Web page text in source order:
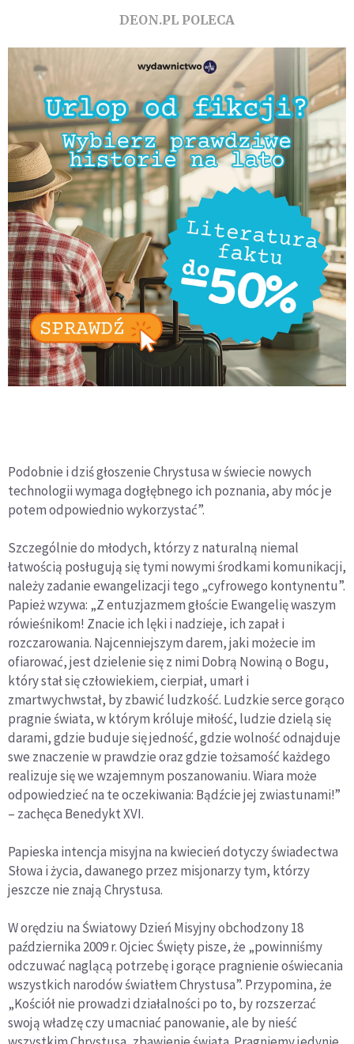
DEON.PL POLECA
Podobnie i dziś głoszenie Chrystusa w świecie nowych
technologii wymaga dogłębnego ich poznania, aby móc je
potem odpowiednio wykorzystać”.
Szczególnie do młodych, którzy z naturalną niemal
łatwością posługują się tymi nowymi środkami komunikacji,
należy zadanie ewangelizacji tego „cyfrowego kontynentu”.
Papież wzywa: „Z entuzjazmem głoście Ewangelię waszym
rówieśnikom! Znacie ich lęki i nadzieje, ich zapał i
rozczarowania. Najcenniejszym darem, jaki możecie im
ofiarować, jest dzielenie się z nimi Dobrą Nowiną o Bogu,
który stał się człowiekiem, cierpiał, umarł i
zmartwychwstał, by zbawić ludzkość. Ludzkie serce gorąco
pragnie świata, w którym króluje miłość, ludzie dzielą się
darami, gdzie buduje się jedność, gdzie wolność odnajduje
swe znaczenie w prawdzie oraz gdzie tożsamość każdego
realizuje się we wzajemnym poszanowaniu. Wiara może
odpowiedzieć na te oczekiwania: Bądźcie jej zwiastunami!”
– zachęca Benedykt XVI.
Papieska intencja misyjna na kwiecień dotyczy świadectwa
Słowa i życia, dawanego przez misjonarzy tym, którzy
jeszcze nie znają Chrystusa.
W orędziu na Światowy Dzień Misyjny obchodzony 18
października 2009 r. Ojciec Święty pisze, że „powinniśmy
odczuwać naglącą potrzebę i gorące pragnienie oświecania
wszystkich narodów światłem Chrystusa”. Przypomina, że
„Kościół nie prowadzi działalności po to, by rozszerzać
swoją władzę czy umacniać panowanie, ale by nieść